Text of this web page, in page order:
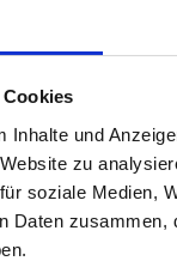
Inhalte und
zu
soziale Medien,
Daten